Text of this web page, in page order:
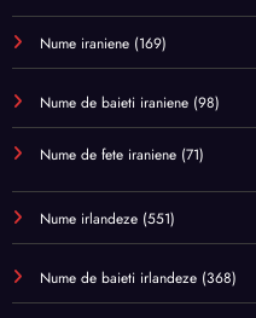
Nume iraniene (169)
Nume de baieti iraniene (98)
Nume de fete iraniene (71)
Nume irlandeze (551)
Nume de baieti irlandeze (368)